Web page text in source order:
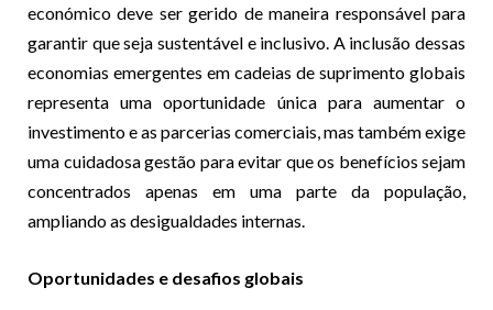
económico deve ser gerido de maneira responsável para
garantir que seja sustentável e inclusivo. A inclusão dessas
economias emergentes em cadeias de suprimento globais
representa uma oportunidade única para aumentar o
investimento e as parcerias comerciais, mas também exige
uma cuidadosa gestão para evitar que os benefícios sejam
concentrados apenas em uma parte da população,
ampliando as desigualdades internas.
Oportunidades e desafios globais